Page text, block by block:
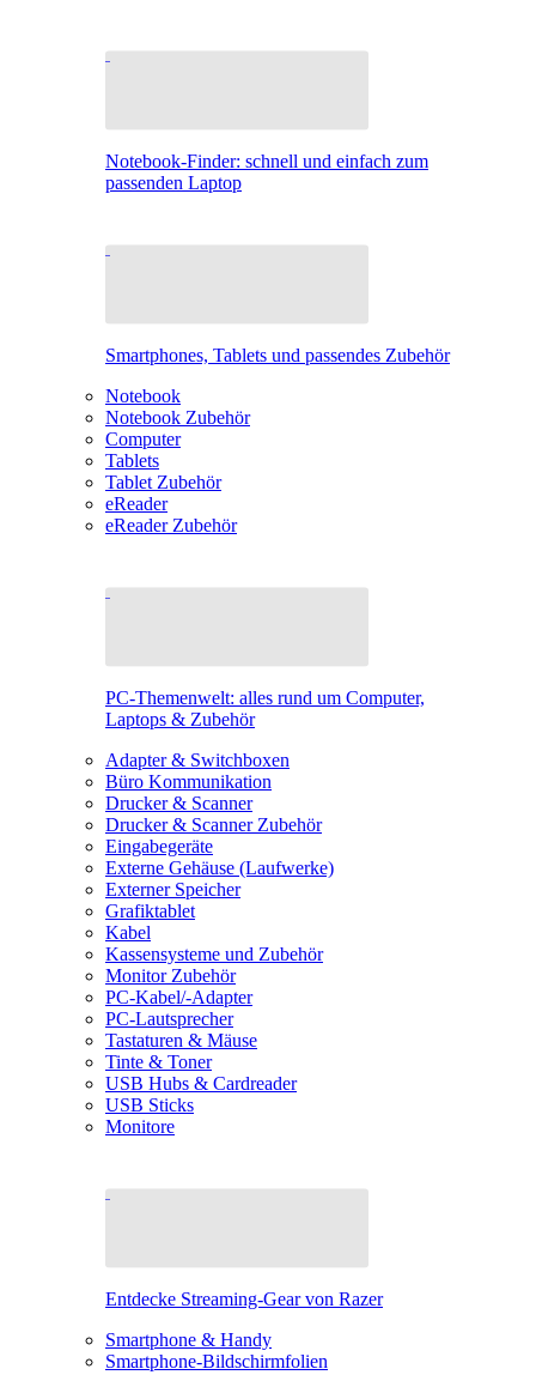
Notebook-Finder: schnell und einfach zum
passenden Laptop
Smartphones, Tablets und passendes Zubehör
Notebook
Notebook Zubehör
Computer
Tablets
Tablet Zubehör
eReader
eReader Zubehör
PC-Themenwelt: alles rund um Computer,
Laptops & Zubehör
Adapter & Switchboxen
Büro Kommunikation
Drucker & Scanner
Drucker & Scanner Zubehör
Eingabegeräte
Externe Gehäuse (Laufwerke)
Externer Speicher
Grafiktablet
Kabel
Kassensysteme und Zubehör
Monitor Zubehör
PC-Kabel/-Adapter
PC-Lautsprecher
Tastaturen & Mäuse
Tinte & Toner
USB Hubs & Cardreader
USB Sticks
Monitore
Entdecke Streaming-Gear von Razer
Smartphone & Handy
Smartphone-Bildschirmfolien